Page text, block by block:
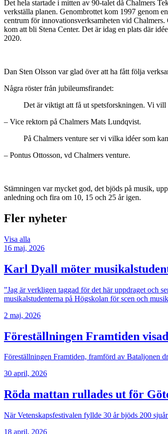
Det hela startade i mitten av 90-talet då Chalmers
verkställa planen. Genombrottet kom 1997 genom
centrum för innovationsverksamheten vid
kom att bli Stena Center. Det är idag en plats där
2020.
Dan Sten Olsson var glad över att ha fått följa
Några röster från jubileumsfirandet:
Det är viktigt att få ut spetsforskningen. Vi vill
– Vice rektorn på Chalmers Mats Lundqvist.
På Chalmers venture ser vi vilka idéer som
– Pontus Ottosson, vd Chalmers venture.
Stämningen var mycket god, det bjöds på musik,
anledning och fira om 10, 15 och 25 år igen.
Fler nyheter
Visa alla
16 maj, 2026
Karl Dyall möter
”Jag är verkligen taggad för det här uppdraget och
musikalstudenterna på Högskolan för scen och
2 maj, 2026
Föreställningen Framtiden
Föreställningen Framtiden, framförd av Bataljonen
30 april, 2026
Röda mattan rullades ut för
När Vetenskapsfestivalen fyllde 30 år bjöds 200
18 april, 2026